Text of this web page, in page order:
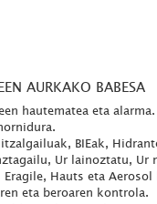
AURKAKO BABESA
hautematea eta alarma.
BIEak,
Ur lainoztatu,
Eragile, Hauts eta
eta beroaren kontrola.